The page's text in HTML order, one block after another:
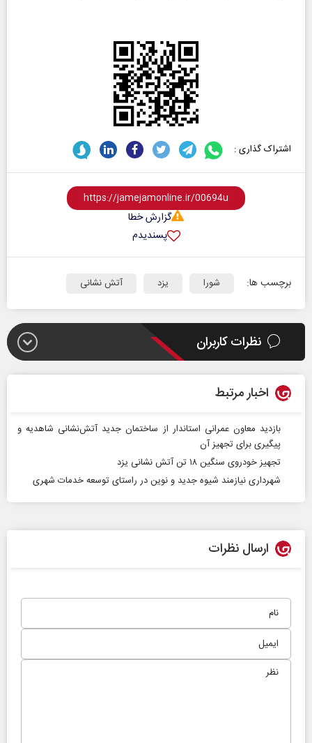
اشتراک گذاری :
گزارش خطا
پسندیدم
برچسب ها: شورا یزد آتش نشانی
نظرات کاربران
اخبار مرتبط
بازدید معاون عمرانی استاندار از ساختمان جدید آتش‌نشانی شاهدیه و
پیگیری برای تجهیز آن
تجهیز خودروی سنگین ۱۸ تن آتش نشانی یزد
شهرداری نیازمند شیوه جدید و نوین در راستای توسعه خدمات شهری
ارسال نظرات